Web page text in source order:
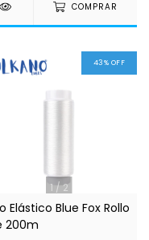
COMPRAR
1 /2
43% OFF
Elástico Blue Fox Rollo
200m